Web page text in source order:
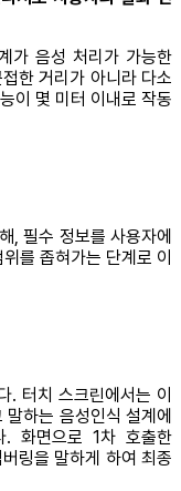
가 음성 처리가 가능한
한 거리가 아니라 다소
이 몇 미터 이내로 작동
, 필수 정보를 사용자에
를 좁혀가는 단계로 이
. 터치 스크린에서는 이
하는 음성인식 설계에
. 화면으로 1차 호출한
링을 말하게 하여 최종